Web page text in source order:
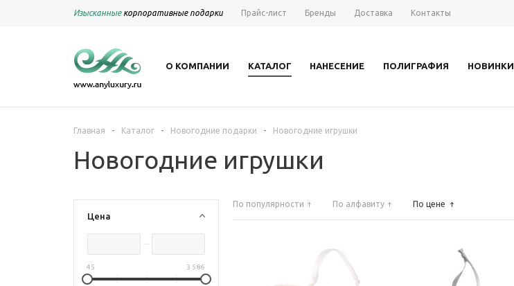
Изысканныекорпоративные подарки Прайс-лист Бренды Доставка Контакты
О КОМПАНИИ КАТАЛОГ НАНЕСЕНИЕ ПОЛИГРАФИЯ НОВИНКИ
Главная - Каталог - Новогодние подарки - Новогодние игрушки
Новогодние игрушки
Цена
45 3 586
По популярности По алфавиту По цене